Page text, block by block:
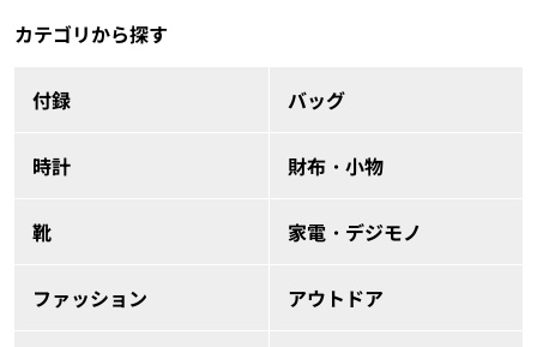
カテゴリから探す
付録 バッグ
時計 財布・小物
靴 家電・デジモノ
ファッション アウトドア